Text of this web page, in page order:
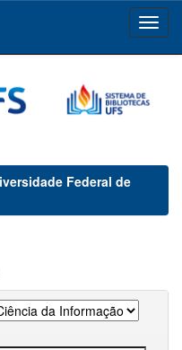
Federal de